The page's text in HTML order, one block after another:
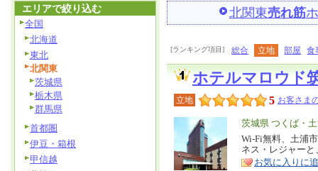
北関東売れ筋
[ランキング項目] 総合 立地 部屋 食
ホテルマロウド
立地 5 お客さま
エ
リ
ア
茨城県 つくば・
特
徴
Wi-Fi無料、土浦
ネス・レジャー
お気に入りに
エリアで絞り込む
全国
北海道
東北
北関東
茨城県
栃木県
群馬県
首都圏
伊豆・箱根
甲信越